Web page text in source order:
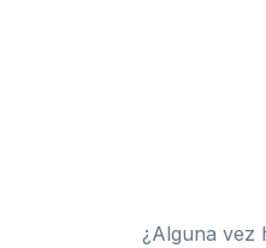
¿Alguna vez